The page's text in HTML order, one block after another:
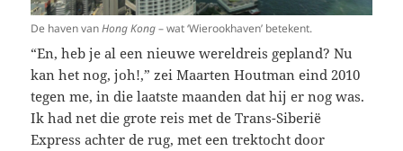
De haven vanHong Kong– wat ‘Wierookhaven’ betekent.
“En, heb je al een nieuwe wereldreis gepland? Nu
kan het nog, joh!,” zei Maarten Houtman eind 2010
tegen me, in die laatste maanden dat hij er nog was.
Ik had net die grote reis met de Trans-Siberië
Express achter de rug, met een trektocht door